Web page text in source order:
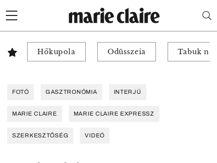
Hőkupola Odüsszeia Tabuk
FOTÓ GASZTRONÓMIA INTERJÚ
MARIE CLAIRE MARIE CLAIRE EXPRESSZ
SZERKESZTŐSÉG VIDEÓ